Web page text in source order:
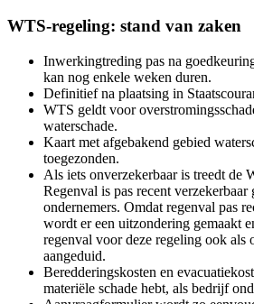
WTS-regeling: stand van zaken
Inwerkingtreding pas na
kan nog enkele weken duren.
Definitief na plaatsing in
WTS geldt voor
waterschade.
Kaart met afgebakend gebied
toegezonden.
Als iets onverzekerbaar is treedt de
Regenval is pas recent
ondernemers. Omdat regenval pas
wordt er een uitzondering gemaakt
regenval voor deze regeling ook als
aangeduid.
Beredderingskosten en
materiële schade hebt, als bedrijf